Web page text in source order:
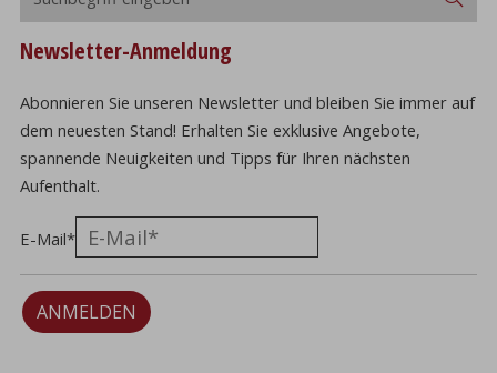
Newsletter-Anmeldung
Abonnieren Sie unseren Newsletter und bleiben Sie immer auf
dem neuesten Stand! Erhalten Sie exklusive Angebote,
spannende Neuigkeiten und Tipps für Ihren nächsten
Aufenthalt.
E-Mail*
ANMELDEN